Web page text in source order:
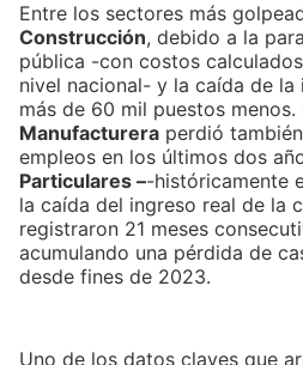
Entre los sectores más
Construcción, debido a la
pública -con costos
nivel nacional- y la caída de
más de 60 mil puestos menos.
Manufacturera perdió
empleos en los últimos dos
Particulares –-históricamente
la caída del ingreso real de la
registraron 21 meses
acumulando una pérdida de
desde fines de 2023.
Uno de los datos claves que